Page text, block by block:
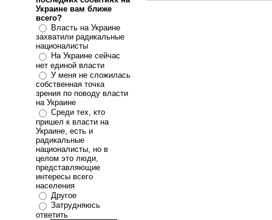
Украине вам ближе
всего?
Власть на Украине
захватили радикальные
националисты
На Украине сейчас
нет единой власти
У меня не сложилась
собственная точка
зрения по поводу власти
на Украине
Среди тех, кто
пришел к власти на
Украине, есть и
радикальные
националисты, но в
целом это люди,
представляющие
интересы всего
населения
Другое
Затрудняюсь
ответить